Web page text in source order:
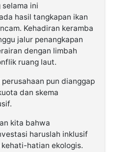
ini
hasil tangkapan ikan
Kehadiran keramba
jalur penangkapan
dengan limbah
ruang laut.
pun dianggap
dan skema
kita bahwa
haruslah inklusif
hatian ekologis.